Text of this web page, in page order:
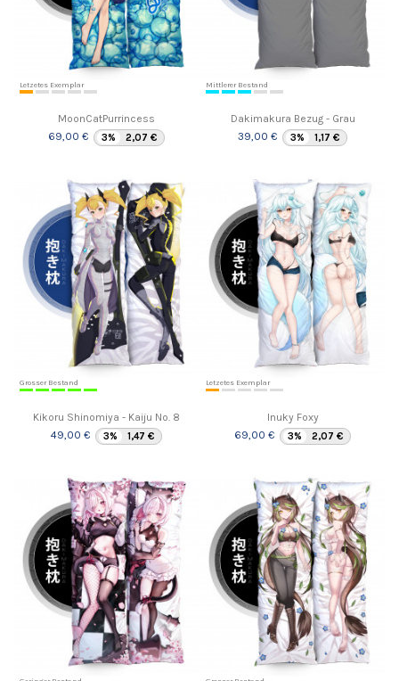
Letzetes Exemplar
MoonCatPurrincess
69,00 €
3% 2,07 €
Mittlerer Bestand
Dakimakura Bezug - Grau
39,00 €
3% 1,17 €
Grosser Bestand
Kikoru Shinomiya - Kaiju No. 8
49,00 €
3% 1,47 €
Letzetes Exemplar
Inuky Foxy
69,00 €
3% 2,07 €